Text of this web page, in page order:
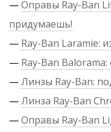
—Оправы Ray-Ban
придумаешь!
— Ray-Ban Laramie:
— Ray-Ban
—Линзы Ray-Ban:
—Линза Ray-Ban
—Оправы Ray-Ban